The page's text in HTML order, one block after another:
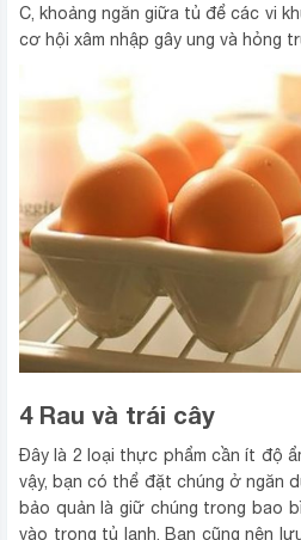
C, khoảng ngăn giữa tủ để các vi
cơ hội xâm nhập gây ung và hỏng
4 Rau và trái cây
Đây là 2 loại thực phẩm cần ít độ
vậy, bạn có thể đặt chúng ở ngăn
bảo quản là giữ chúng trong bao
vào trong tủ lạnh. Bạn cũng nên